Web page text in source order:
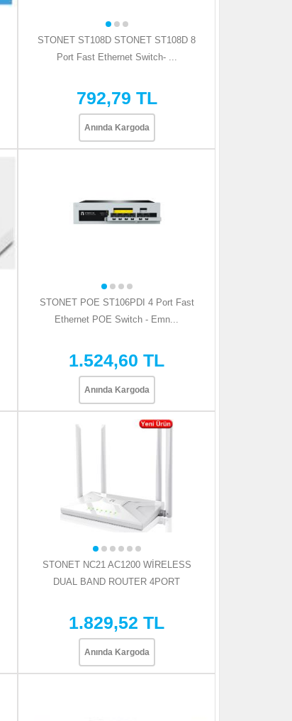
STONET ST108D STONET ST108D 8
Port Fast Ethernet Switch- ...
792,79 TL
Anında Kargoda
STONET POE ST106PDI 4 Port Fast
Ethernet POE Switch - Emn...
1.524,60 TL
Anında Kargoda
STONET NC21 AC1200 WİRELESS
DUAL BAND ROUTER 4PORT
1.829,52 TL
Anında Kargoda